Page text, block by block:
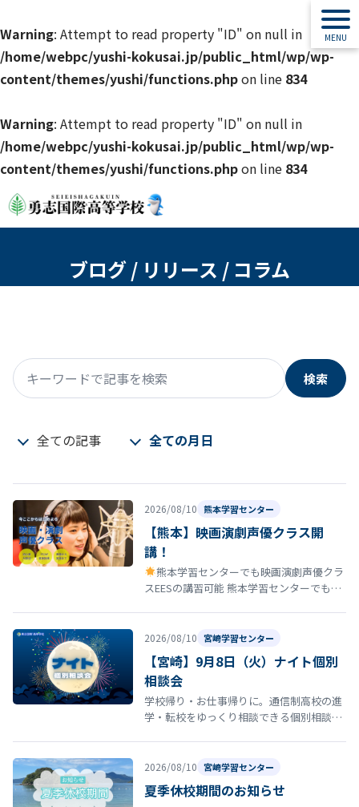
Warning: Attempt to read property "ID" on null in
/home/webpc/yushi-kokusai.jp/public_html/wp/wp-
content/themes/yushi/functions.phpon line 834
Warning: Attempt to read property "ID" on null in
/home/webpc/yushi-kokusai.jp/public_html/wp/wp-
content/themes/yushi/functions.phpon line 834
ブログ / リリース / コラム
キーワードで記事を検索
検索
全ての記事 全ての月日
2026/08/10 熊本学習センター
【熊本】映画演劇声優クラス開
講！
熊本学習センターでも映画演劇声優クラ
スEESの講習可能 熊本学習センターでも映
2026/08/10 宮崎学習センター
【宮崎】9月8日（火）ナイト個別
相談会
学校帰り・お仕事帰りに。通信制高校の進
学・転校をゆっくり相談できる個別相談会
2026/08/10 宮崎学習センター
夏季休校期間のお知らせ